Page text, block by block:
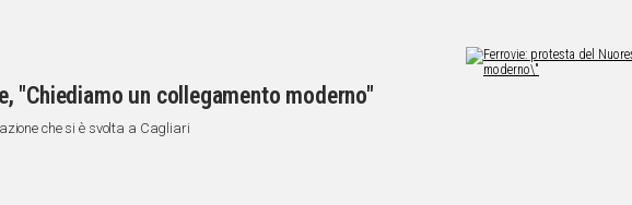
"Chiediamo un collegamento moderno"
che si è svolta a Cagliari